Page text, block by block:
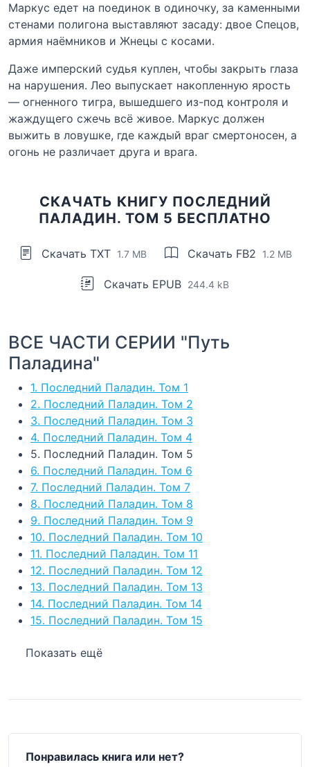
Маркус едет на поединок в одиночку, за каменными
стенами полигона выставляют засаду: двое Спецов,
армия наёмников и Жнецы с косами.
Даже имперский судья куплен, чтобы закрыть глаза
на нарушения. Лео выпускает накопленную ярость
— огненного тигра, вышедшего из-под контроля и
жаждущего сжечь всё живое. Маркус должен
выжить в ловушке, где каждый враг смертоносен, а
огонь не различает друга и врага.
СКАЧАТЬ КНИГУ ПОСЛЕДНИЙ
ПАЛАДИН. ТОМ 5 БЕСПЛАТНО
Скачать TXT 1.7 MB Скачать FB2 1.2 MB
Скачать EPUB 244.4 kB
ВСЕ ЧАСТИ СЕРИИ "Путь
Паладина"
1. Последний Паладин. Том 1
2. Последний Паладин. Том 2
3. Последний Паладин. Том 3
4. Последний Паладин. Том 4
5. Последний Паладин. Том 5
6. Последний Паладин. Том 6
7. Последний Паладин. Том 7
8. Последний Паладин. Том 8
9. Последний Паладин. Том 9
10. Последний Паладин. Том 10
11. Последний Паладин. Том 11
12. Последний Паладин. Том 12
13. Последний Паладин. Том 13
14. Последний Паладин. Том 14
15. Последний Паладин. Том 15
Показать ещё
Понравилась книга или нет?